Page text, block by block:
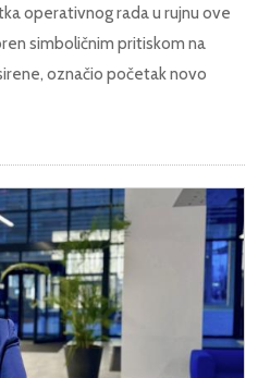
operativnog rada u rujnu ove
simboličnim pritiskom na
označio početak novo